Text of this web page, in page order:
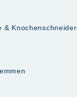
& Knochenschneider